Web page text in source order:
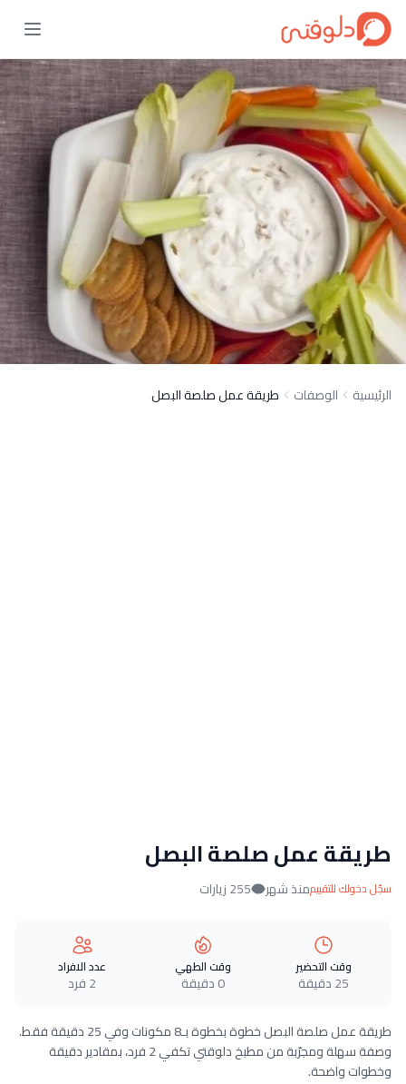
الرئيسية الوصفات طريقة عمل صلصة البصل
طريقة عمل صلصة البصل
سجّل دخولك للتقييممنذ شهر 255 زيارات
وقت التحضير
25 دقيقة
وقت الطهي
0 دقيقة
عدد الافراد
2 فرد
طريقة عمل صلصة البصل خطوة بخطوة بـ8 مكونات وفي 25 دقيقة فقط.
وصفة سهلة ومجرّبة من مطبخ دلوقتي تكفي 2 فرد، بمقادير دقيقة
وخطوات واضحة.